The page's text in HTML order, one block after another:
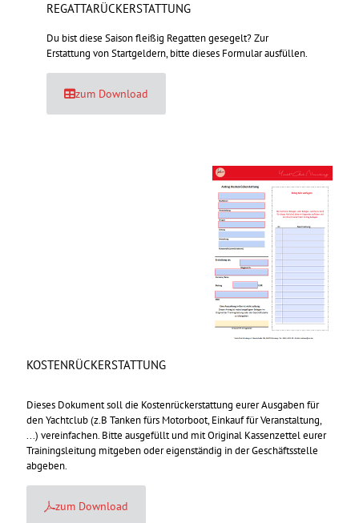
REGATTARÜCKERSTATTUNG
Du bist diese Saison fleißig Regatten gesegelt? Zur
Erstattung von Startgeldern, bitte dieses Formular ausfüllen.
zum Download
KOSTENRÜCKERSTATTUNG
Dieses Dokument soll die Kostenrückerstattung eurer Ausgaben für
den Yachtclub (z.B Tanken fürs Motorboot, Einkauf für Veranstaltung,
...) vereinfachen. Bitte ausgefüllt und mit Original Kassenzettel eurer
Trainingsleitung mitgeben oder eigenständig in der Geschäftsstelle
abgeben.
zum Download